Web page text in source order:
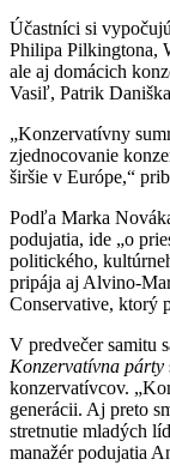
Účastníci si
Philipa Pilkingtona,
ale aj domácich
Vasiľ, Patrik
„Konzervatívny
zjednocovanie
širšie v Európe,“
Podľa Marka
podujatia, ide „o
politického,
pripája aj Alvino-
Conservative, ktorý
V predvečer samitu
Konzervatívna párty
konzervatívcov.
generácii. Aj preto
stretnutie mladých
manažér podujatia